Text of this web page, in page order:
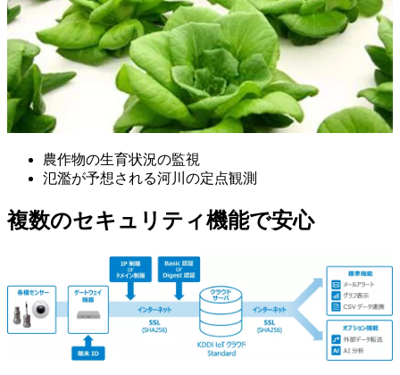
農作物の生育状況の監視
氾濫が予想される河川の定点観測
複数のセキュリティ機能で安心